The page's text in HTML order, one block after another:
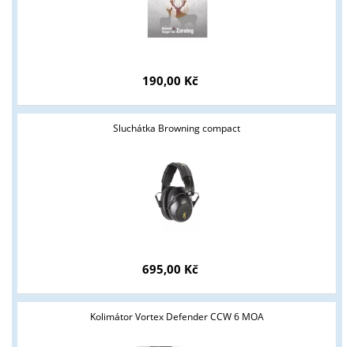
190,00 Kč
Sluchátka Browning compact
695,00 Kč
Kolimátor Vortex Defender CCW 6 MOA
Tyto stránky jsou určeny pouze odborné veřejnosti od 18 let a